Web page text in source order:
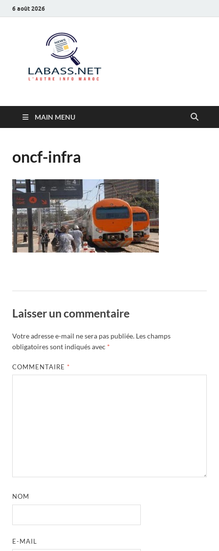
6 août 2026
MAIN MENU
oncf-infra
Laisser un commentaire
Votre adresse e-mail ne sera pas publiée. Les champs
obligatoires sont indiqués avec *
COMMENTAIRE *
NOM
E-MAIL